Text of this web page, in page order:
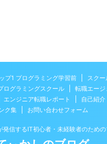
プ1 プログラミング学習前 スク
ログラミングスクール
転職エー
エンジニア転職レポート 自己紹介
ク集
お問い合わせフォーム
発信するIT初心者・未経験者のため